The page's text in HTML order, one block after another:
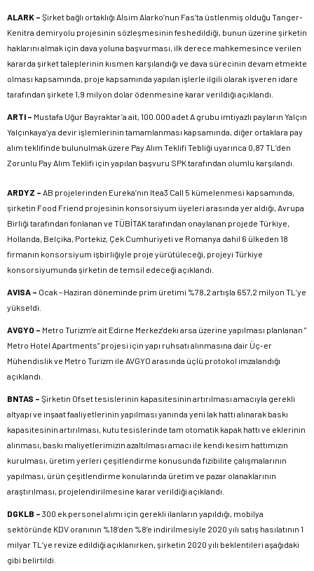
ALARK – Şirket bağlı ortaklığı Alsim Alarko’nun Fas’ta üstlenmiş olduğu Tanger-
Kenitra demiryolu projesinin sözleşmesinin feshedildiği, bunun üzerine şirketin
haklarını almak için dava yoluna başvurması, ilk derece mahkemesince verilen
kararda şirket taleplerinin kısmen karşılandığı ve dava sürecinin devam etmekte
olması kapsamında, proje kapsamında yapılan işlerle ilgili olarak işveren idare
tarafından şirkete 1,9 milyon dolar ödenmesine karar verildiği açıklandı.
ARTI – Mustafa Uğur Bayraktar’a ait, 100.000 adet A grubu imtiyazlı payların Yalçın
Yalçınkaya’ya devir işlemlerinin tamamlanması kapsamında, diğer ortaklara pay
alım teklifinde bulunulmak üzere Pay Alım Teklifi Tebliği uyarınca 0,87 TL’den
Zorunlu Pay Alım Teklifi için yapılan başvuru SPK tarafından olumlu karşılandı.
ARDYZ – AB projelerinden Eureka’nın Itea3 Call 5 kümelenmesi kapsamında,
şirketin Food Friend projesinin konsorsiyum üyeleri arasında yer aldığı, Avrupa
Birliği tarafından fonlanan ve TÜBİTAK tarafından onaylanan projede Türkiye,
Hollanda, Belçika, Portekiz, Çek Cumhuriyeti ve Romanya dahil 6 ülkeden 18
firmanın konsorsiyum işbirliğiyle proje yürütüleceği, projeyi Türkiye
konsorsiyumunda şirketin de temsil edeceği açıklandı.
AVISA – Ocak – Haziran döneminde prim üretimi %78,2 artışla 657,2 milyon TL’ye
yükseldi.
AVGYO – Metro Turizm’e ait Edirne Merkez’deki arsa üzerine yapılması planlanan ”
Metro Hotel Apartments” projesi için yapı ruhsatı alınmasına dair Üç-er
Mühendislik ve Metro Turizm ile AVGYO arasında üçlü protokol imzalandığı
açıklandı.
BNTAS – Şirketin Ofset tesislerinin kapasitesinin artırılması amacıyla gerekli
altyapı ve inşaat faaliyetlerinin yapılması yanında yeni lak hattı alınarak baskı
kapasitesinin artırılması, kutu tesislerinde tam otomatik kapak hattı ve eklerinin
alınması, baskı maliyetlerimizin azaltılması amacı ile kendi kesim hattımızın
kurulması, üretim yerleri çeşitlendirme konusunda fizibilite çalışmalarının
yapılması, ürün çeşitlendirme konularında üretim ve pazar olanaklarının
araştırılması, projelendirilmesine karar verildiği açıklandı.
DGKLB – 300 ek personel alımı için gerekli ilanların yapıldığı, mobilya
sektöründe KDV oranının %18’den %8’e indirilmesiyle 2020 yılı satış hasılatının 1
milyar TL’ye revize edildiği açıklanırken, şirketin 2020 yılı beklentileri aşağıdaki
gibi belirtildi.